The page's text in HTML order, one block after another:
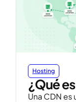
Hosting
¿Qué
Una CDN